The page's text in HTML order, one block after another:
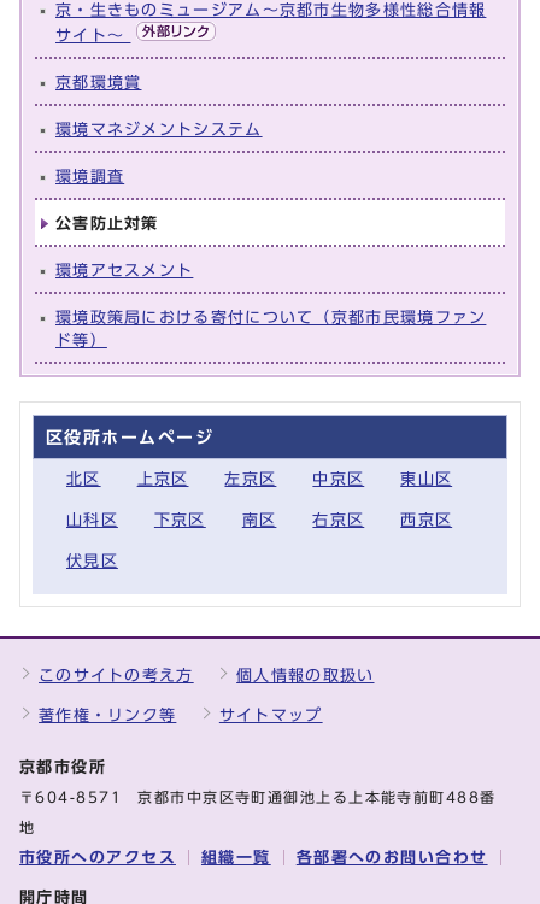
京・生きものミュージアム～京都市生物多様性総合情報
サイト～
京都環境賞
環境マネジメントシステム
環境調査
公害防止対策
環境アセスメント
環境政策局における寄付について（京都市民環境ファン
ド等）
区役所ホームページ
北区 上京区 左京区 中京区 東山区
山科区 下京区 南区 右京区 西京区
伏見区
このサイトの考え方 個人情報の取扱い
著作権・リンク等 サイトマップ
京都市役所
〒604-8571 京都市中京区寺町通御池上る上本能寺前町488番
地
市役所へのアクセス 組織一覧 各部署へのお問い合わせ
開庁時間